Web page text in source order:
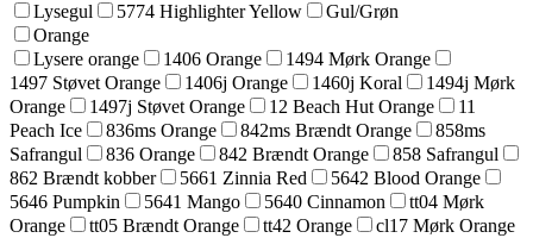
Lysegul
5774 Highlighter Yellow
Gul/Grøn
Orange
Lysere orange
1406 Orange
1494 Mørk Orange
1497 Støvet Orange
1406j Orange 1460j Koral
1494j Mørk
Orange
1497j Støvet Orange 12 Beach Hut Orange
11
Peach Ice
836ms Orange 842ms Brændt Orange
858ms
Safrangul
836 Orange 842 Brændt Orange
858 Safrangul
862 Brændt kobber
5661 Zinnia Red
5642 Blood Orange
5646 Pumpkin
5641 Mango 5640 Cinnamon
tt04 Mørk
Orange
tt05 Brændt Orange tt42 Orange
cl17 Mørk Orange